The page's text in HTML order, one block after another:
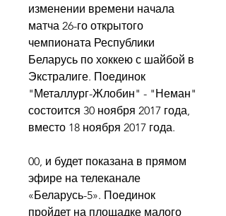
изменении времени начала
матча 26-го открытого
чемпионата Республики
Беларусь по хоккею с шайбой в
Экстралиге. Поединок
"Металлург-Жлобин" - "Неман"
состоится 30 ноября 2017 года,
вместо 18 ноября 2017 года.
00, и будет показана в прямом
эфире на телеканале
«Беларусь-5». Поединок
пройдет на площадке малого